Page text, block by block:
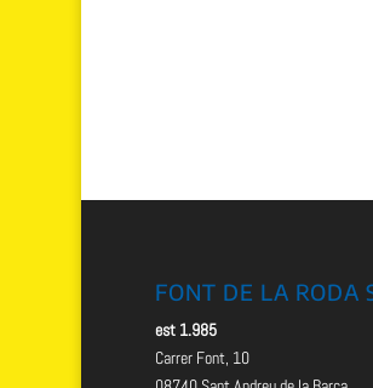
FONT DE LA RODA
est 1.985
Carrer Font, 10